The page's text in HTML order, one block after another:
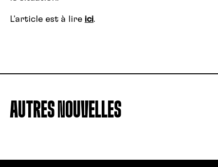
L'article est à lire ici.
AUTRES NOUVELLES